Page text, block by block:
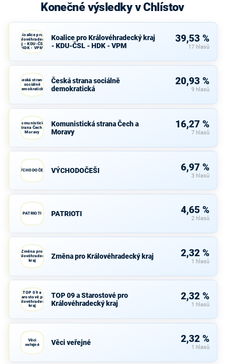
Konečné výsledky v Chlístov
Koalice pro
Královéhradecký
kraj - KDU-ČSL -
HDK - VPM
Koalice pro Královéhradecký kraj
- KDU-ČSL - HDK - VPM
39,53 %
17 hlasů
Česká strana
sociálně
demokratická
Česká strana sociálně
demokratická
20,93 %
9 hlasů
Komunistická
strana Čech a
Moravy
Komunistická strana Čech a
Moravy
16,27 %
7 hlasů
VÝCHODOČEŠI VÝCHODOČEŠI 6,97 %
3 hlasů
PATRIOTI PATRIOTI 4,65 %
2 hlasů
Změna pro
Královéhradecký
kraj
Změna pro Královéhradecký kraj 2,32 %
1 hlasů
TOP 09 a
Starostové pro
Královéhradecký
kraj
TOP 09 a Starostové pro
Královéhradecký kraj
2,32 %
1 hlasů
Věci
veřejné
Věci veřejné 2,32 %
1 hlasů